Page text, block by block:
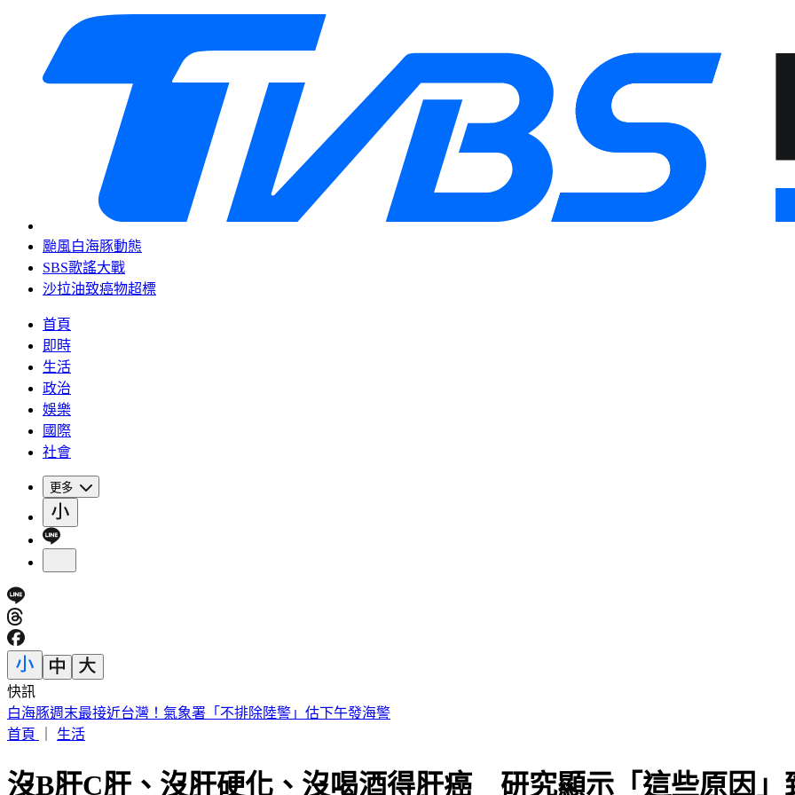
颱風白海豚動態
SBS歌謠大戰
沙拉油致癌物超標
首頁
即時
生活
政治
娛樂
國際
社會
更多
快訊
《花蓮好FUN》YOYO家族互動秀 每週六日花蓮鯉魚潭演出
首頁
生活
沒B肝C肝、沒肝硬化、沒喝酒得肝癌 研究顯示「這些原因」